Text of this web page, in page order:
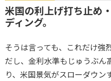
米国の利上げ打ち止め
ディング。
そうは言っても、これだけ強
だし、金利水準もじゅうぶ
り、米国景気がスローダウ